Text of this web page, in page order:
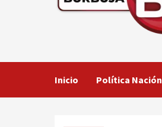
Inicio Política Nación